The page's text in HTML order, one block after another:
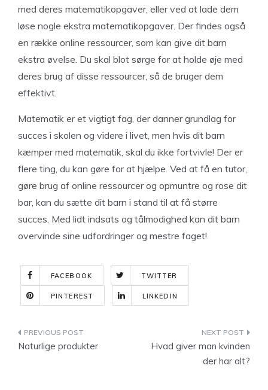
med deres matematikopgaver, eller ved at lade dem
løse nogle ekstra matematikopgaver. Der findes også
en række online ressourcer, som kan give dit barn
ekstra øvelse. Du skal blot sørge for at holde øje med
deres brug af disse ressourcer, så de bruger dem
effektivt.
Matematik er et vigtigt fag, der danner grundlag for
succes i skolen og videre i livet, men hvis dit barn
kæmper med matematik, skal du ikke fortvivle! Der er
flere ting, du kan gøre for at hjælpe. Ved at få en tutor,
gøre brug af online ressourcer og opmuntre og rose dit
bar, kan du sætte dit barn i stand til at få større
succes. Med lidt indsats og tålmodighed kan dit barn
overvinde sine udfordringer og mestre faget!
FACEBOOK TWITTER
PINTEREST LINKEDIN
Indlægsnavigation
Naturlige produkter
Hvad giver man kvinden
der har alt?